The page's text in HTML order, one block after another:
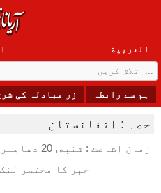
العربیة
ہم سے رابطہ زر مبادلہ کی
حصہ : افغانستان
زمان اشاعت : شنبه, 20 دسامبر , 2025
خبر کا مختصر